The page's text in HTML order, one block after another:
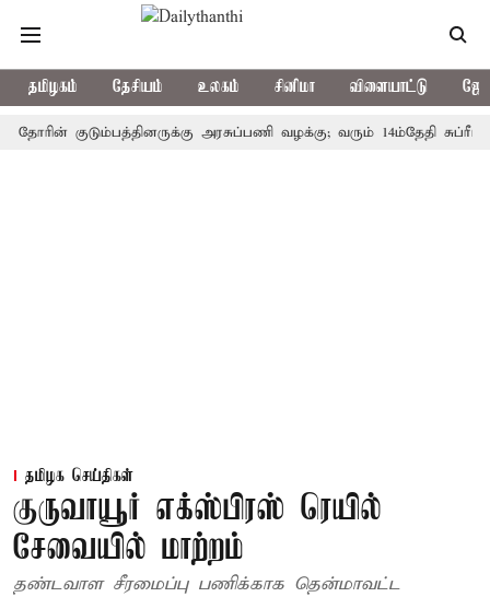
தமிழகம் தேசியம் உலகம் சினிமா விளையாட்டு
குடும்பத்தினருக்கு அரசுப்பணி வழக்கு; வரும் 14ம்தேதி
தமிழக செய்திகள்
குருவாயூர் எக்ஸ்பிரஸ் ரெயில்
சேவையில் மாற்றம்
தண்டவாள சீரமைப்பு பணிக்காக தென்மாவட்ட